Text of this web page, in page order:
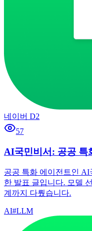
네이버 D2
57
AI국민비서: 공공 특
공공 특화 에이전트인
한 발표 글입니다. 모델
계까지 다뤘습니다.
AI#LLM